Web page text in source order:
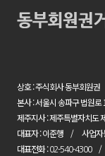
상호 : 주식회사 동부회원권
본사 : 서울시 송파구 법원
제주지사 : 제주특별자치도
대표자 : 이준행
사업
대표전화 :02-540-4300